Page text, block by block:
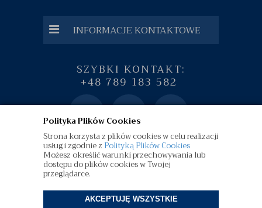
Polityka Plików Cookies
Strona korzysta z plików cookies w celu realizacji
usług i zgodnie z Polityką Plików Cookies
Możesz określić warunki przechowywania lub
dostępu do plików cookies w Twojej
przeglądarce.
AKCEPTUJĘ WSZYSTKIE
INFORMACJE KONTAKTOWE
SZYBKI KONTAKT:
+48 789 183 582